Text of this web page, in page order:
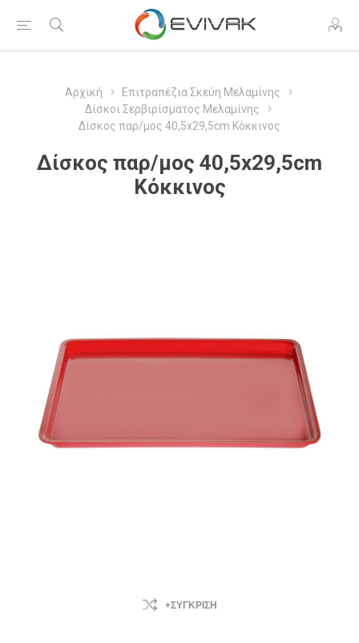
Αρχική
Επιτραπέζια Σκεύη Μελαμίνης
Δίσκοι Σερβιρίσματος Μελαμίνης
Δίσκος παρ/μος 40,5x29,5cm Κόκκινος
Δίσκος παρ/μος 40,5x29,5cm
Κόκκινος
+ΣΎΓΚΡΙΣΗ